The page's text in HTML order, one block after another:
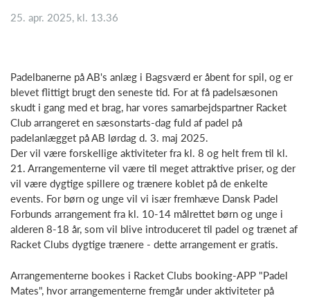
25. apr. 2025, kl. 13.36
Padelbanerne på AB's anlæg i Bagsværd er åbent for spil, og er
blevet flittigt brugt den seneste tid. For at få padelsæsonen
skudt i gang med et brag, har vores samarbejdspartner Racket
Club arrangeret en sæsonstarts-dag fuld af padel på
padelanlægget på AB lørdag d. 3. maj 2025.
Der vil være forskellige aktiviteter fra kl. 8 og helt frem til kl.
21. Arrangementerne vil være til meget attraktive priser, og der
vil være dygtige spillere og trænere koblet på de enkelte
events. For børn og unge vil vi især fremhæve Dansk Padel
Forbunds arrangement fra kl. 10-14 målrettet børn og unge i
alderen 8-18 år, som vil blive introduceret til padel og trænet af
Racket Clubs dygtige trænere - dette arrangement er gratis.
Arrangementerne bookes i Racket Clubs booking-APP "Padel
Mates", hvor arrangementerne fremgår under aktiviteter på